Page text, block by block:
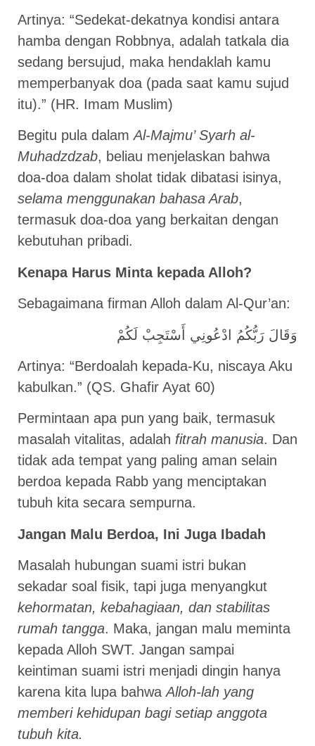
Artinya: “Sedekat-dekatnya kondisi antara
hamba dengan Robbnya, adalah tatkala dia
sedang bersujud, maka hendaklah kamu
memperbanyak doa (pada saat kamu sujud
itu).” (HR. Imam Muslim)
Begitu pula dalamAl-Majmu’ Syarh al-
Muhadzdzab, beliau menjelaskan bahwa
doa-doa dalam sholat tidak dibatasi isinya,
selama menggunakan bahasa Arab,
termasuk doa-doa yang berkaitan dengan
kebutuhan pribadi.
Kenapa Harus Minta kepada Alloh?
Sebagaimana firman Alloh dalam Al-Qur’an:
وَقَالَ رَبُّكُمُ ادْعُونِي أَسْتَجِبْ لَكُمْ
Artinya: “Berdoalah kepada-Ku, niscaya Aku
kabulkan.” (QS. Ghafir Ayat 60)
Permintaan apa pun yang baik, termasuk
masalah vitalitas, adalah fitrah manusia. Dan
tidak ada tempat yang paling aman selain
berdoa kepada Rabb yang menciptakan
tubuh kita secara sempurna.
Jangan Malu Berdoa, Ini Juga Ibadah
Masalah hubungan suami istri bukan
sekadar soal fisik, tapi juga menyangkut
kehormatan, kebahagiaan, dan stabilitas
rumah tangga. Maka, jangan malu meminta
kepada Alloh SWT. Jangan sampai
keintiman suami istri menjadi dingin hanya
karena kita lupa bahwaAlloh-lah yang
memberi kehidupan bagi setiap anggota
tubuh kita.